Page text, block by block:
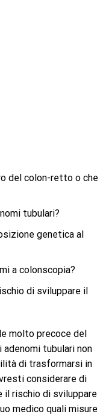
del colon-retto o che
tubulari?
genetica al
a colonscopia?
di sviluppare il
molto precoce del
tubulari non
di trasformarsi in
considerare di
il rischio di sviluppare
medico quali misure